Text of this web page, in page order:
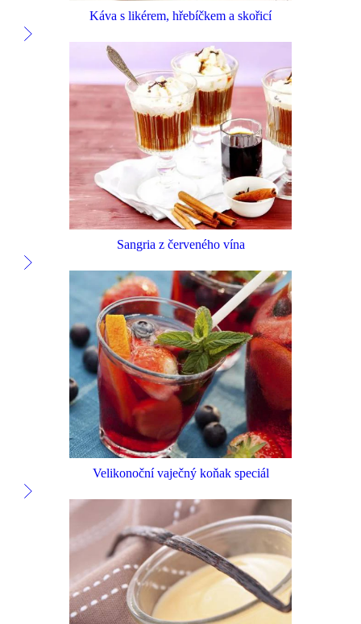
Káva s likérem, hřebíčkem a skořicí
Sangria z červeného vína
Velikonoční vaječný koňak speciál